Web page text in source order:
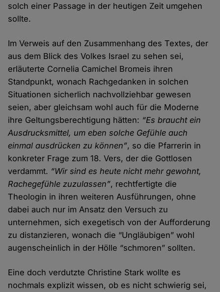
solch einer Passage in der heutigen Zeit umgehen
sollte.
Im Verweis auf den Zusammenhang des Textes, der
aus dem Blick des Volkes Israel zu sehen sei,
erläuterte Cornelia Camichel Bromeis ihren
Standpunkt, wonach Rachgedanken in solchen
Situationen sicherlich nachvollziehbar gewesen
seien, aber gleichsam wohl auch für die Moderne
ihre Geltungsberechtigung hätten: “Es braucht ein
Ausdrucksmittel, um eben solche Gefühle auch
einmal ausdrücken zu können”, so die Pfarrerin in
konkreter Frage zum 18. Vers, der die Gottlosen
verdammt. “Wir sind es heute nicht mehr gewohnt,
Rachegefühle zuzulassen”, rechtfertigte die
Theologin in ihren weiteren Ausführungen, ohne
dabei auch nur im Ansatz den Versuch zu
unternehmen, sich exegetisch von der Aufforderung
zu distanzieren, wonach die “Ungläubigen” wohl
augenscheinlich in der Hölle “schmoren” sollten.
Eine doch verdutzte Christine Stark wollte es
nochmals explizit wissen, ob es nicht schwierig sei,